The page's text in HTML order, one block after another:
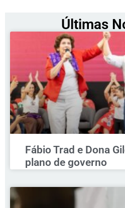
Últimas
Fábio Trad e Dona
plano de governo